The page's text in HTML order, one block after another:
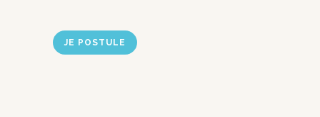
JE POSTULE